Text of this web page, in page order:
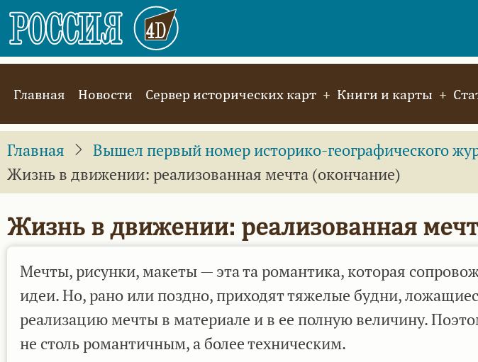
Перейти
основному
Main
navigation
Главная Новости Сервер исторических карт Книги и карты
Главная
Вышел первый номер историко-географического
Жизнь в движении: реализованная мечта (окончание)
Жизнь в движении: реализованная
Мечты, рисунки, макеты — эта та романтика, которая
идеи. Но, рано или поздно, приходят тяжелые будни,
реализацию мечты в материале и в ее полную величину.
не столь романтичным, а более техническим.